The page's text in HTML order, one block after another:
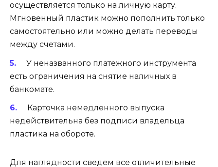
осуществляется только на личную карту.
Мгновенный пластик можно пополнить только
самостоятельно или можно делать переводы
между счетами.
У неназванного платежного инструмента
есть ограничения на снятие наличных в
банкомате.
Карточка немедленного выпуска
недействительна без подписи владельца
пластика на обороте.
Для наглядности сведем все отличительные